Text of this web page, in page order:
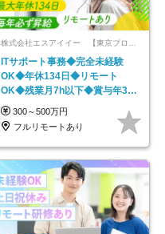
ITサポート事務◆完全未経験
OK◆年休134日◆リモート
OK◆残業月7h以下◆賞与年3回
◆5年目まで必ず昇給
300～500万円
フルリモートあり